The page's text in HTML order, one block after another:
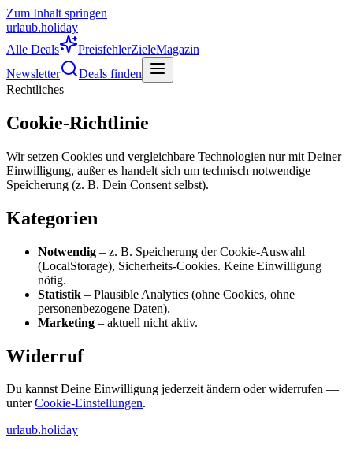
Zum Inhalt springen
urlaub.holiday
Alle Deals
PreisfehlerZieleMagazin
Newsletter
Deals finden
Rechtliches
Cookie-Richtlinie
Wir setzen Cookies und vergleichbare Technologien nur mit Deiner
Einwilligung, außer es handelt sich um technisch notwendige
Speicherung (z. B. Dein Consent selbst).
Kategorien
Notwendig – z. B. Speicherung der Cookie-Auswahl
(LocalStorage), Sicherheits-Cookies. Keine Einwilligung
nötig.
Statistik – Plausible Analytics (ohne Cookies, ohne
personenbezogene Daten).
Marketing – aktuell nicht aktiv.
Widerruf
Du kannst Deine Einwilligung jederzeit ändern oder widerrufen —
unter Cookie-Einstellungen.
urlaub.holiday